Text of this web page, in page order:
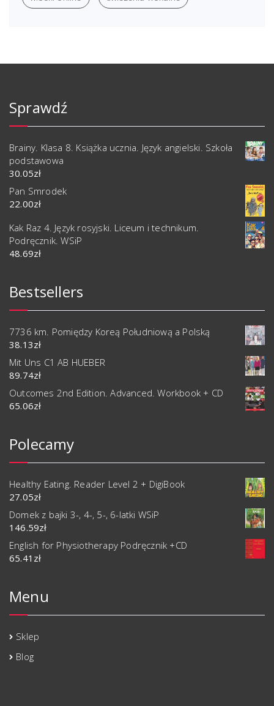
Sprawdź
Brainy. Klasa 8. Książka ucznia. Język angielski. Szkoła
podstawowa
30.05zł
Pan Smrodek
22.00zł
Kak Raz 4. Język rosyjski. Liceum i technikum.
Podręcznik. WSiP
48.69zł
Bestsellers
7736 km. Pomiędzy Koreą Południową a Polską
38.13zł
Mit Uns C1 AB HUEBER
89.74zł
Outcomes 2nd Edition. Advanced. Workbook + CD
65.06zł
Polecamy
Healthy Eating. Reader Level 2 + DigiBook
27.05zł
Domek z bajki 3-, 4-, 5-, 6-latki WSiP
146.59zł
English for Physiotherapy Podręcznik +CD
65.41 zł
Menu
Sklep
Blog